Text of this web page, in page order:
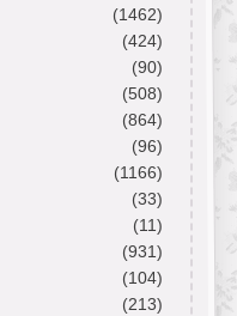
(1462)
(424)
(90)
(508)
(864)
(96)
(1166)
(33)
(11)
(931)
(104)
(213)